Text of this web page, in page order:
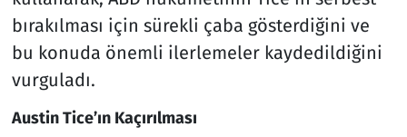
bırakılması için sürekli çaba gösterdiğini ve
bu konuda önemli ilerlemeler kaydedildiğini
vurguladı.
Austin Tice’ın Kaçırılması